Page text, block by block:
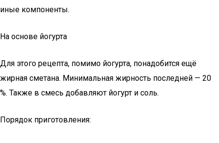
иные компоненты.
На основе йогурта
Для этого рецепта, помимо йогурта, понадобится ещё
жирная сметана. Минимальная жирность последней — 20
%. Также в смесь добавляют йогурт и соль.
Порядок приготовления: